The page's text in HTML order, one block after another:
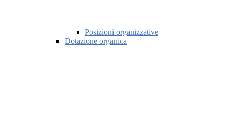
Posizioni organizzative
Dotazione organica